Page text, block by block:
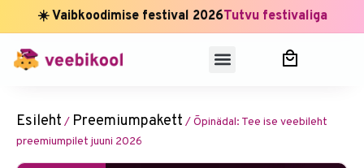
☀️ Vaibkoodimise festival 2026Tutvu festivaliga
Esileht / Preemiumpakett / Õpinädal: Tee ise veebileht
preemiumpilet juuni 2026